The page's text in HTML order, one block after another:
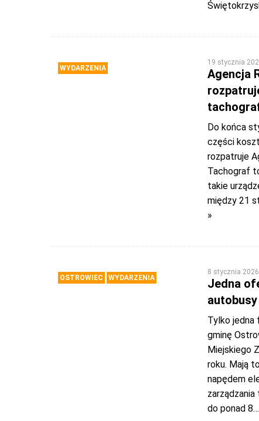
WYDARZENIA
19 stycznia
Agencja
Do końca
części
rozpatruje
Tachograf
takie
między 21
»
OSTROWIEC WYDARZENIA
8 stycznia 2026
Jedna
Tylko jedna
gminę
Miejskiego
roku. Mają
napędem
do ponad 8